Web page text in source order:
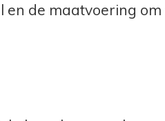
en de maatvoering om